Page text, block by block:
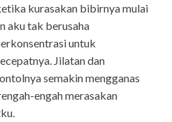
kurasakan bibirnya mulai
aku tak berusaha
untuk
Jilatan dan
semakin mengganas
engah merasakan